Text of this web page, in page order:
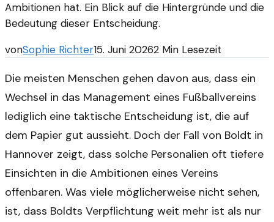
Ambitionen hat. Ein Blick auf die Hintergründe und die
Bedeutung dieser Entscheidung.
vonSophie Richter15. Juni 20262 Min Lesezeit
Die meisten Menschen gehen davon aus, dass ein
Wechsel in das Management eines Fußballvereins
lediglich eine taktische Entscheidung ist, die auf
dem Papier gut aussieht. Doch der Fall von Boldt in
Hannover zeigt, dass solche Personalien oft tiefere
Einsichten in die Ambitionen eines Vereins
offenbaren. Was viele möglicherweise nicht sehen,
ist, dass Boldts Verpflichtung weit mehr ist als nur